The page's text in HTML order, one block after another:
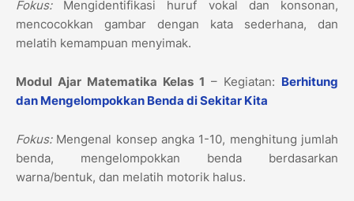
Fokus:Mengidentifikasi huruf vokal dan konsonan,
mencocokkan gambar dengan kata sederhana, dan
melatih kemampuan menyimak.
Modul Ajar Matematika Kelas 1 – Kegiatan: Berhitung
dan Mengelompokkan Benda di Sekitar Kita
Fokus:Mengenal konsep angka 1-10, menghitung jumlah
benda, mengelompokkan benda berdasarkan
warna/bentuk, dan melatih motorik halus.